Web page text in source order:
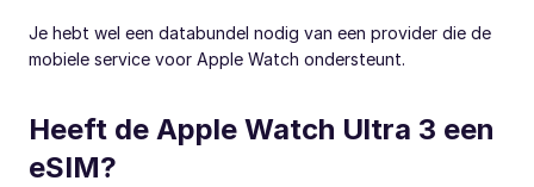
Je hebt wel een databundel nodig van een provider die de
mobiele service voor Apple Watch ondersteunt.
Heeft de Apple Watch Ultra 3 een
eSIM?